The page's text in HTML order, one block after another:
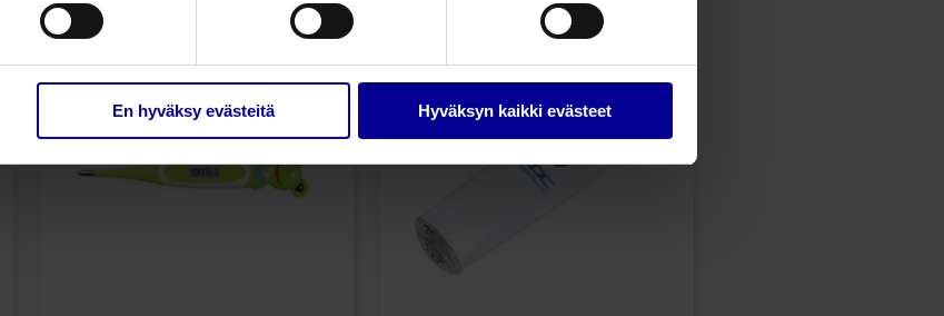
En hyväksy evästeitä Hyväksyn kaikki evästeet